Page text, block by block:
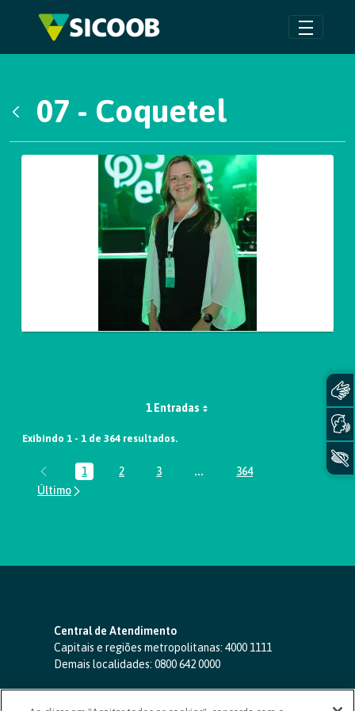
Pular para o Conteúdo principal
07 - Coquetel
Galeria de Mídias
1 Entradas
Exibindo 1 - 1 de 364 resultados.
Página
1 Página
2 Página
3 ...Páginas intermediárias Usar
Página
364
Central de Atendimento
Capitais e regiões metropolitanas: 4000 1111
Demais localidades: 0800 642 0000
SAC 24 horas-0800 724 4420